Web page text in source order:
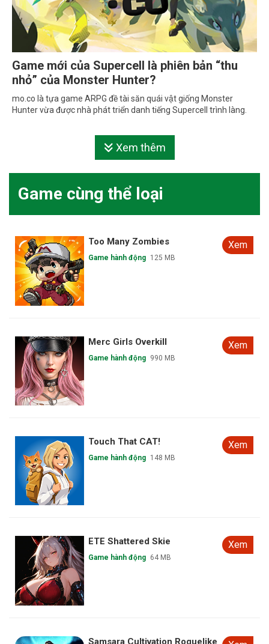
Game mới của Supercell là phiên bản “thu
nhỏ” của Monster Hunter?
mo.co là tựa game ARPG đề tài săn quái vật giống Monster
Hunter vừa được nhà phát triển danh tiếng Supercell trình làng.
Xem thêm
Game cùng thể loại
Too Many Zombies
Game hành động 125 MB
Xem
Merc Girls Overkill
Game hành động 990 MB
Xem
Touch That CAT!
Game hành động 148 MB
Xem
ETE Shattered Skie
Game hành động 64 MB
Xem
Samsara Cultivation Roguelike